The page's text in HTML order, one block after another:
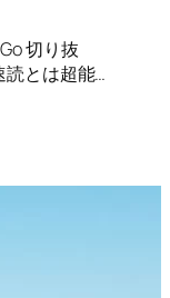
切り抜
とは超能…